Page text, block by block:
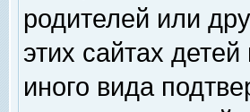
родителей или
этих сайтах
иного вида